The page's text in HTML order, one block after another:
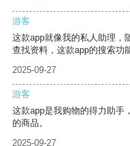
游客
这款app就像我的私人助理，
查找资料，这款app的搜索功
2025-09-27
游客
这款app是我购物的得力助手
的商品。
2025-09-27